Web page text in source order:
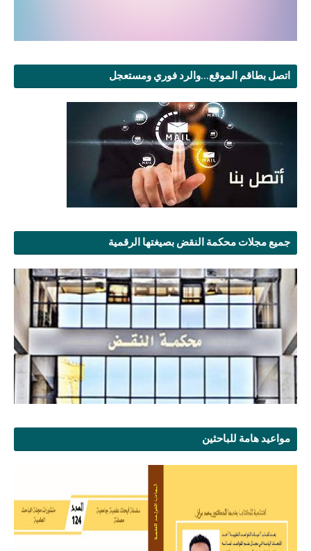
اتصل بطاقم الموقع...والرد فوري ومستعجل
جميع مجلات محكمة النقض بصيغتها الرقمية
مواعيد هامة للباحثين